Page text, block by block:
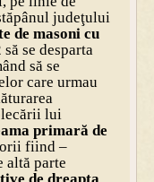
judeţului
de masoni cu
se desparta
să se
care urmau
lui
primară de
fiind –
altă parte
de dreapta